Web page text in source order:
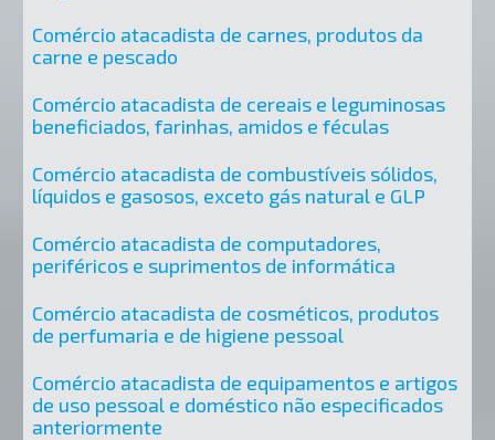
Comércio atacadista de carnes, produtos da
carne e pescado
Comércio atacadista de cereais e leguminosas
beneficiados, farinhas, amidos e féculas
Comércio atacadista de combustíveis sólidos,
líquidos e gasosos, exceto gás natural e GLP
Comércio atacadista de computadores,
periféricos e suprimentos de informática
Comércio atacadista de cosméticos, produtos
de perfumaria e de higiene pessoal
Comércio atacadista de equipamentos e artigos
de uso pessoal e doméstico não especificados
anteriormente